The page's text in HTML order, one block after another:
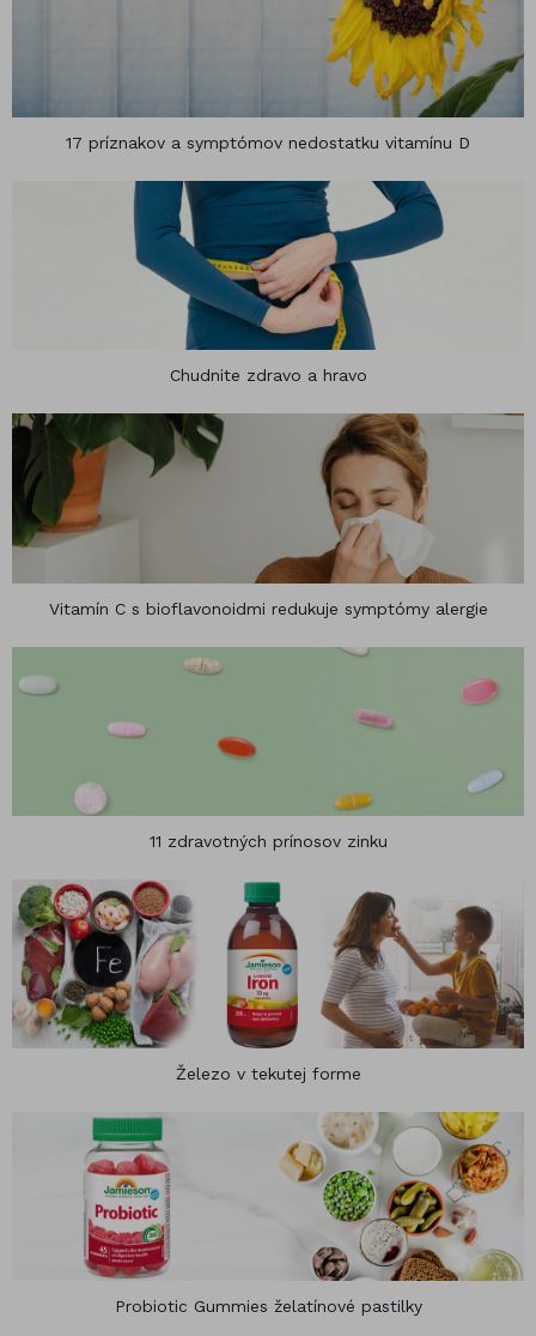
17 príznakov a symptómov nedostatku vitamínu D
Chudnite zdravo a hravo
Vitamín C s bioflavonoidmi redukuje symptómy alergie
11 zdravotných prínosov zinku
Železo v tekutej forme
Probiotic Gummies želatínové pastilky